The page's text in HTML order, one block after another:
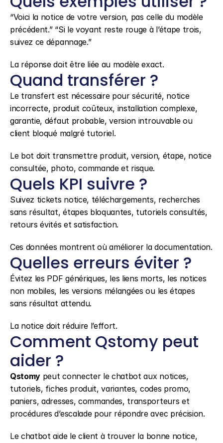
“Voici la notice de votre version, pas celle du modèle
précédent.” “Si le voyant reste rouge à l’étape trois,
suivez ce dépannage.”
La réponse doit être liée au modèle exact.
Quand transférer ?
Le transfert est nécessaire pour sécurité, notice
incorrecte, produit coûteux, installation complexe,
garantie, défaut probable, version introuvable ou
client bloqué malgré tutoriel.
Le bot doit transmettre produit, version, étape, notice
consultée, photo, commande et risque.
Quels KPI suivre ?
Suivez tickets notice, téléchargements, recherches
sans résultat, étapes bloquantes, tutoriels consultés,
retours évités et satisfaction.
Ces données montrent où améliorer la documentation.
Quelles erreurs éviter ?
Évitez les PDF génériques, les liens morts, les notices
non mobiles, les versions mélangées ou les étapes
sans résultat attendu.
La notice doit réduire l’effort.
Comment Qstomy peut
aider ?
Qstomy peut connecter le chatbot aux notices,
tutoriels, fiches produit, variantes, codes promo,
paniers, adresses, commandes, transporteurs et
procédures d’escalade pour répondre avec précision.
Le chatbot aide le client à trouver la bonne notice,